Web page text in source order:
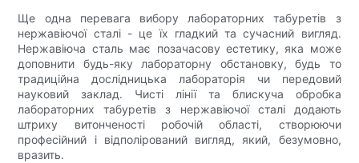
Ще одна перевага вибору лабораторних табуретів з
нержавіючої сталі - це їх гладкий та сучасний вигляд.
Нержавіюча сталь має позачасову естетику, яка може
доповнити будь-яку лабораторну обстановку, будь то
традиційна дослідницька лабораторія чи передовий
науковий заклад. Чисті лінії та блискуча обробка
лабораторних табуретів з нержавіючої сталі додають
штриху витонченості робочій області, створюючи
професійний і відполірований вигляд, який, безумовно,
вразить.